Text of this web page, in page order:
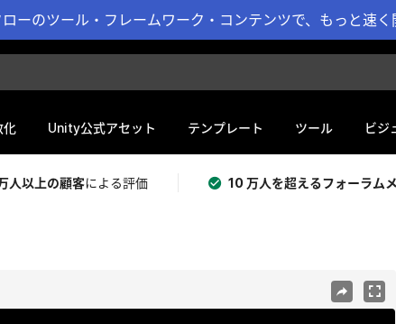
ーのツール・フレームワーク・コンテンツで、もっと速
化 Unity公式アセット テンプレート ツール ビジ
人以上の顧客による評価 10 万人を超えるフォーラム